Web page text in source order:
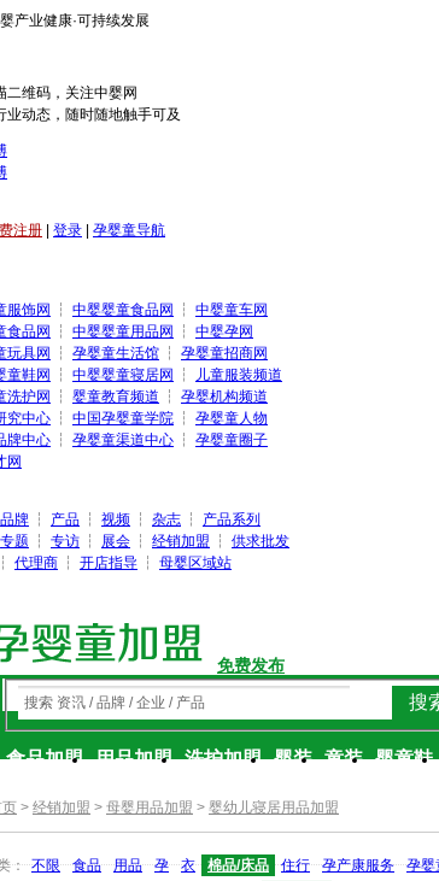
产业健康·可持续发展
二维码，关注中婴网
业动态，随时随地触手可及
注册 登录
孕婴童导航
服饰网
┆ 中婴婴童食品网 ┆ 中婴童车网
食品网
┆ 中婴婴童用品网 ┆ 中婴孕网
玩具网
┆ 孕婴童生活馆 ┆ 孕婴童招商网
童鞋网
┆ 中婴婴童寝居网 ┆
儿童服装频道
洗护网
┆ 婴童教育频道 ┆ 孕婴机构频道
究中心 ┆ 中国孕婴童学院 ┆ 孕婴童人物
牌中心 ┆ 孕婴童渠道中心 ┆ 孕婴童圈子
网
品牌 ┆ 产品 ┆ 视频 ┆ 杂志 ┆ 产品系列
专题 ┆ 专访 ┆ 展会 ┆ 经销加盟 ┆ 供求批发
┆ 代理商 ┆ 开店指导 ┆ 母婴区域站
免费发布
搜索 资讯 / 品牌 / 企业 / 产品 搜
食品加盟 用品加盟 洗护加盟 婴装 童装 婴童鞋
> 经销加盟 > 母婴用品加盟 > 婴幼儿寝居用品加盟
： 不限 食品 用品 孕 衣 棉品/床品 住行 孕产康服务 孕婴